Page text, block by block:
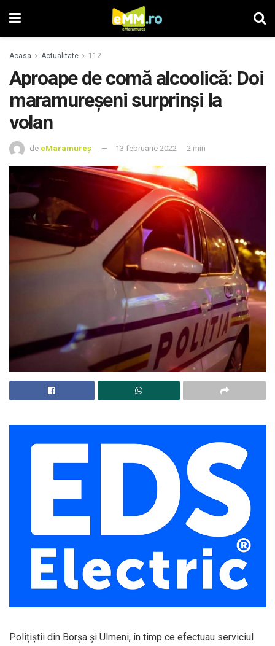
Acasa Actualitate 112
Aproape de comă alcoolică: Doi
maramureșeni surprinși la
volan
de eMaramureș 13 februarie 2022 2 min
Polițiștii din Borșa și Ulmeni, în timp ce efectuau serviciul